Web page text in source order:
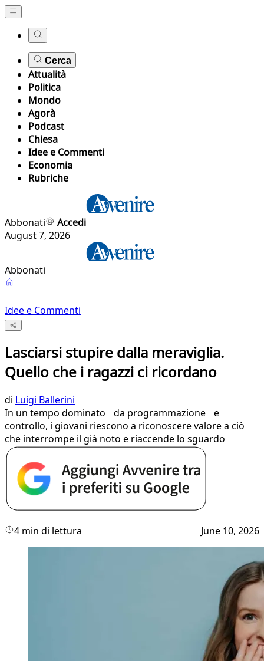
Cerca
Attualità
Politica
Mondo
Agorà
Podcast
Chiesa
Idee e Commenti
Economia
Rubriche
Abbonati
Accedi
August 7, 2026
Abbonati
Idee e Commenti
Lasciarsi stupire dalla meraviglia.
Quello che i ragazzi ci ricordano
di Luigi Ballerini
In un tempo dominato da programmazione e
controllo, i giovani riescono a riconoscere valore a ciò
che interrompe il già noto e riaccende lo sguardo
4 min di lettura June 10, 2026